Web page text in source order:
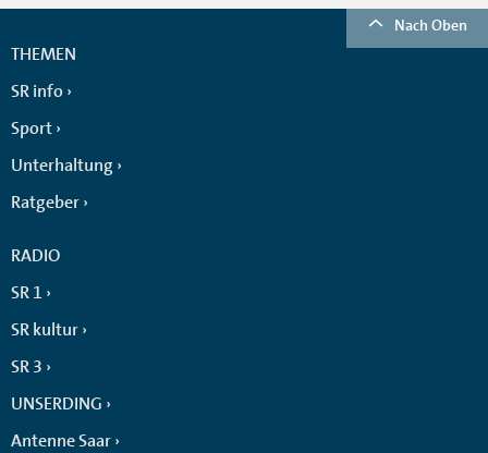
Nach Oben
THEMEN
SR info
Sport
Unterhaltung
Ratgeber
RADIO
SR 1
SR kultur
SR 3
UNSERDING
Antenne Saar